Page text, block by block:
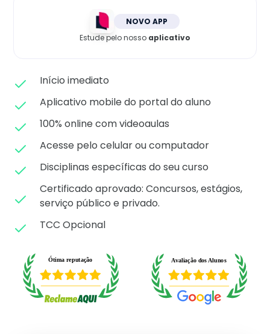
NOVO APP
Estude pelo nosso aplicativo
Início imediato
Aplicativo mobile do portal do aluno
100% online com videoaulas
Acesse pelo celular ou computador
Disciplinas específicas do seu curso
Certificado aprovado: Concursos, estágios,
serviço público e privado.
TCC Opcional